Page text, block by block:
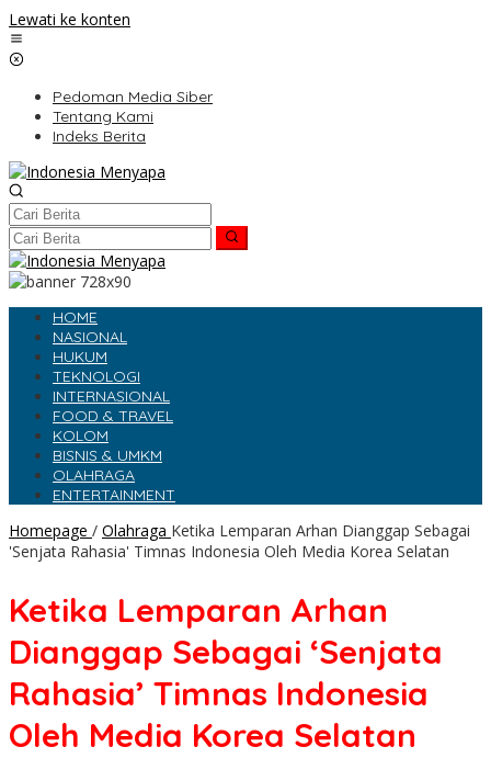
Lewati ke konten
Pedoman Media Siber
Tentang Kami
Indeks Berita
HOME
NASIONAL
HUKUM
TEKNOLOGI
INTERNASIONAL
FOOD & TRAVEL
KOLOM
BISNIS & UMKM
OLAHRAGA
ENTERTAINMENT
Homepage / Olahraga Ketika Lemparan Arhan Dianggap Sebagai
'Senjata Rahasia' Timnas Indonesia Oleh Media Korea Selatan
Ketika Lemparan Arhan
Dianggap Sebagai ‘Senjata
Rahasia’ Timnas Indonesia
Oleh Media Korea Selatan